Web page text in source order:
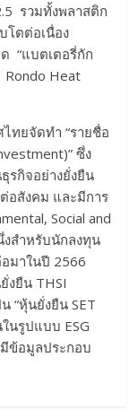
รวมทั้งพลาสติก
โตต่อเนื่อง
“แบตเตอรี่กัก
Rondo Heat
ทยจัดทำ “รายชื่อ
ซึ่ง
รกิจอย่างยั่งยืน
อสังคม และมีการ
Social and
งสำหรับนักลงทุน
มาในปี 2566
งยืน THSI
“หุ้นยั่งยืน SET
นรูปแบบ ESG
ข้อมูลประกอบ